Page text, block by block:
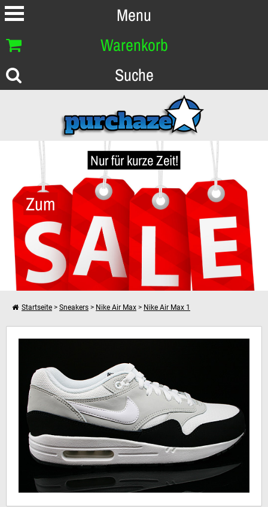
Menu
Warenkorb
Suche
Nur für kurze Zeit!
Zum
Dein Warenkorb ist leer!
Weiter einkaufen
Startseite > Sneakers > Nike Air Max > Nike Air Max 1
Nike Air Max 1 Essential